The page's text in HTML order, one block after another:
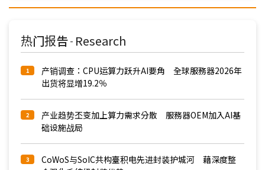
热门报告 - Research
1
产销调查：CPU运算力跃升AI要角 全球服務器2026年
出货将显增19.2％
2
产业趋势丕变加上算力需求分散 服務器OEM加入AI基
础设施战局
3
CoWoS与SoIC共构臺积电先进封装护城河 藉深度整